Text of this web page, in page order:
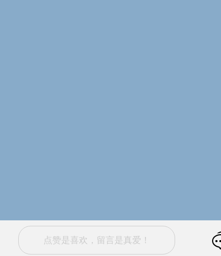
点赞是喜欢，留言是真爱！